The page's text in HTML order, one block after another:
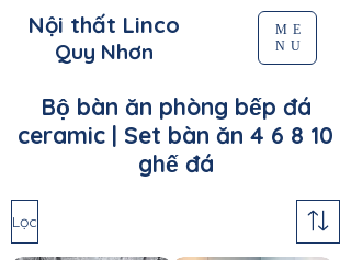
ME
NU
Nội thất Linco
Quy Nhơn
Bộ bàn ăn phòng bếp đá
ceramic | Set bàn ăn 4 6 8 10
ghế đá
Lọc